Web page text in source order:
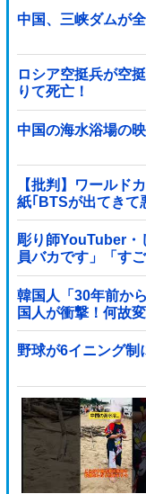
中国、三峡ダムが
ロシア空挺兵が空
りて死亡！
中国の海水浴場の
【批判】ワールド
紙｢BTSが出てきて
彫り師YouTuber・
員バカです」「す
よ、バカって」
韓国人「30年前か
国人が衝撃！何故
用し続けるのか？」
野球が6イニング制